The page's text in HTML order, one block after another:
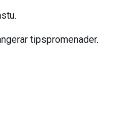
tipspromenader.